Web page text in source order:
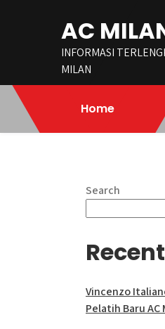
AC
INFORMASI
MILAN
Home
Search
Vincenzo
Pelatih Baru AC